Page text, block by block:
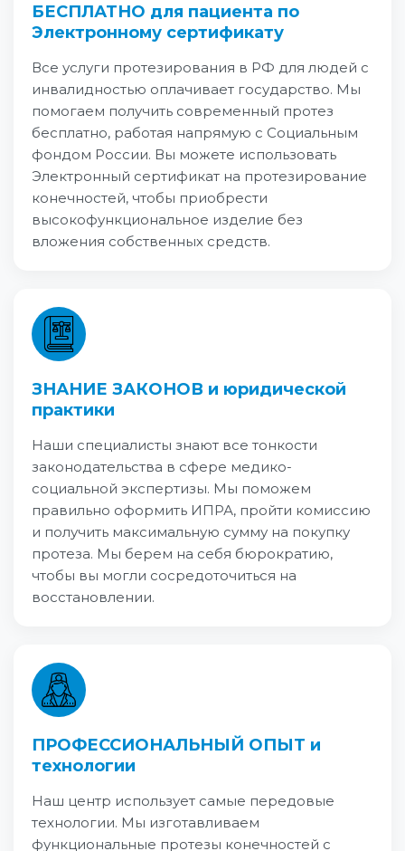
БЕСПЛАТНО для пациента по
Электронному сертификату
Все услуги протезирования в РФ для людей с
инвалидностью оплачивает государство. Мы
помогаем получить современный протез
бесплатно, работая напрямую с Социальным
фондом России. Вы можете использовать
Электронный сертификат на протезирование
конечностей, чтобы приобрести
высокофункциональное изделие без
вложения собственных средств.
ЗНАНИЕ ЗАКОНОВ и юридической
практики
Наши специалисты знают все тонкости
законодательства в сфере медико-
социальной экспертизы. Мы поможем
правильно оформить ИПРА, пройти комиссию
и получить максимальную сумму на покупку
протеза. Мы берем на себя бюрократию,
чтобы вы могли сосредоточиться на
восстановлении.
ПРОФЕССИОНАЛЬНЫЙ ОПЫТ и
технологии
Наш центр использует самые передовые
технологии. Мы изготавливаем
функциональные протезы конечностей с